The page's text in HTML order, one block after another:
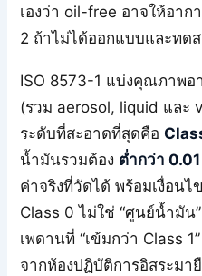
เองว่า oil-free อาจให้อาก
2 ถ้าไม่ได้ออกแบบและทด
ISO 8573-1 แบ่งคุณภาพอ
(รวม aerosol, liquid และ
ระดับที่สะอาดที่สุดคือ
น้ำมันรวมต้อง ต่ำกว่า
ค่าจริงที่วัดได้ พร้อมเงื่อน
Class 0 ไม่ใช่ “ศูนย์น้ำมัน
เพดานที่ “เข้มกว่า Class
จากห้องปฏิบัติการอิสระมา